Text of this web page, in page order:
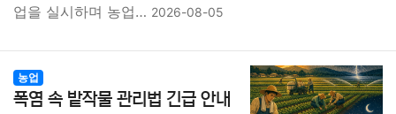
업을 실시하며 농업… 2026-08-05
농업
폭염 속 밭작물 관리법 긴급 안내